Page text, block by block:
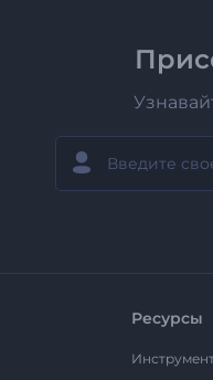
Ресурсы